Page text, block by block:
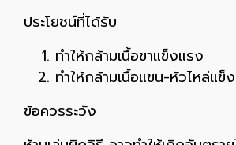
ประโยชน์ที่ได้รับ
ทำให้กล้ามเนื้อขาแข็งแรง
ทำให้กล้ามเนื้อแขน-หัวไหล่แข็
ข้อควรระวัง